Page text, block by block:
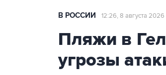
В РОССИИ 12:26, 8 августа 2026
Пляжи в
угрозы